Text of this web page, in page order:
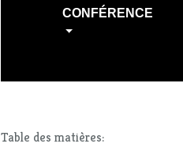
CONFÉRENCE
Table des matières: